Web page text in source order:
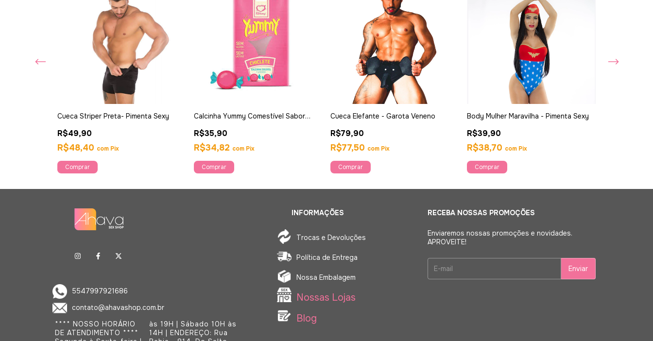
Cueca Striper Preta- Pimenta Sexy
R$49,90
R$48,40 com Pix
Calcinha Yummy Comestível Sabor
R$35,90
R$34,82 com Pix
Cueca Elefante - Garota Veneno
R$79,90
R$77,50 com Pix
Comprar
Body Mulher Maravilha - Pimenta Sexy
R$39,90
R$38,70 com Pix
5547997921686
contato@ahavashop.com.br
**** NOSSO HORÁRIO
DE ATENDIMENTO ****
às 19H | Sábado 10H às
14H | ENDEREÇO: Rua
INFORMAÇÕES
Trocas e Devoluções
Política de Entrega
Nossa Embalagem
Nossas Lojas
Blog
RECEBA NOSSAS PROMOÇÕES
Enviaremos nossas promoções e novidades.
APROVEITE!